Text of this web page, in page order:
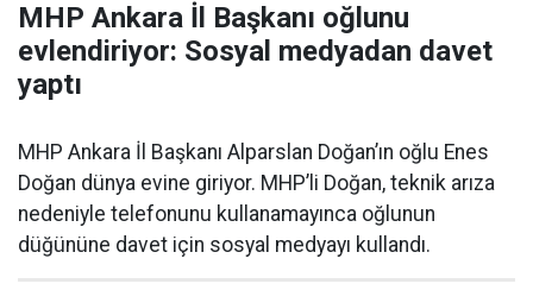
MHP Ankara İl Başkanı oğlunu
evlendiriyor: Sosyal medyadan davet
yaptı
MHP Ankara İl Başkanı Alparslan Doğan’ın oğlu Enes
Doğan dünya evine giriyor. MHP’li Doğan, teknik arıza
nedeniyle telefonunu kullanamayınca oğlunun
düğününe davet için sosyal medyayı kullandı.